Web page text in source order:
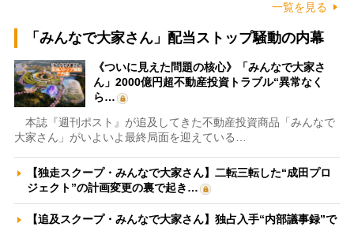
一覧を見る
「みんなで大家さん」配当ストップ騒動の内幕
《ついに見えた問題の核心》「みんなで大家さ
ん」2000億円超不動産投資トラブル“異常なく
ら…
本誌『週刊ポスト』が追及してきた不動産投資商品「みんなで
大家さん」がいよいよ最終局面を迎えている…
【独走スクープ・みんなで大家さん】二転三転した“成田プロ
ジェクト”の計画変更の裏で起き…
【追及スクープ・みんなで大家さん】独占入手“内部議事録”で